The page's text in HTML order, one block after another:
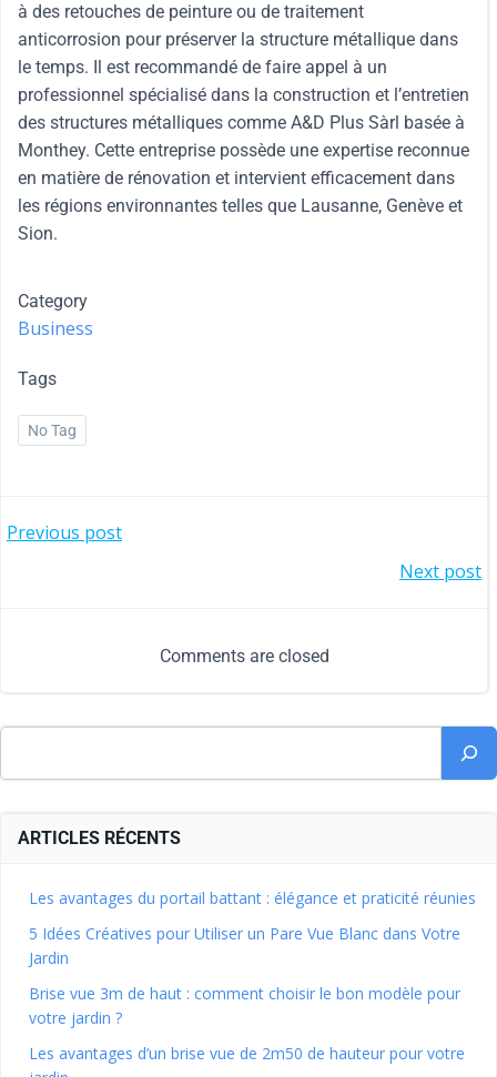
à des retouches de peinture ou de traitement
anticorrosion pour préserver la structure métallique dans
le temps. Il est recommandé de faire appel à un
professionnel spécialisé dans la construction et l’entretien
des structures métalliques comme A&D Plus Sàrl basée à
Monthey. Cette entreprise possède une expertise reconnue
en matière de rénovation et intervient efficacement dans
les régions environnantes telles que Lausanne, Genève et
Sion.
Category
Business
Tags
No Tag
Previous post
Next post
Comments are closed
ARTICLES RÉCENTS
Les avantages du portail battant : élégance et praticité réunies
5 Idées Créatives pour Utiliser un Pare Vue Blanc dans Votre
Jardin
Brise vue 3m de haut : comment choisir le bon modèle pour
votre jardin ?
Les avantages d’un brise vue de 2m50 de hauteur pour votre